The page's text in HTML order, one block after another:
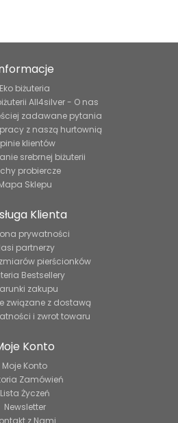
Eko biżuteria
All4silver - O nas
zadawane pytania
z naszą hurtownią
klientów
srebrnej biżuterii
probiercze
Sklepu
Klienta
prywatności
partnerzy
pierścionków
Bestsellery
zakupu
związane z dostawą
i zwrot towaru
Konto
Moje Konto
Zamówień
Lista Życzeń
Newsletter
z Nami